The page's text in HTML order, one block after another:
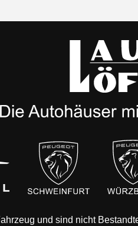
und sind nicht